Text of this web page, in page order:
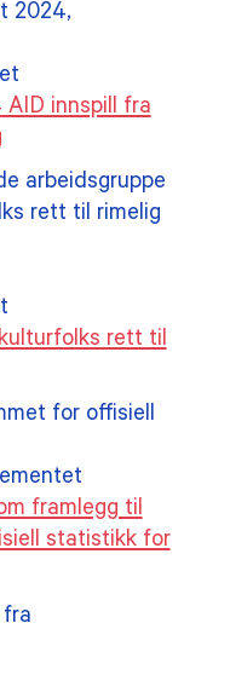
2024,
innspill fra
arbeidsgruppe
rett til rimelig
rett til
for offisiell
framlegg til
statistikk for
fra